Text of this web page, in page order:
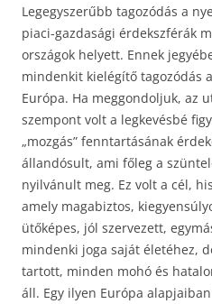
Legegyszerűbb tagozódás a
piaci-gazdasági érdekszférák
országok helyett. Ennek
mindenkit kielégítő tagozódás
Európa. Ha meggondoljuk, az
szempont volt a legkevésbé
„mozgás” fenntartásának
állandósult, ami főleg a
nyilvánult meg. Ez volt a cél,
amely magabiztos,
ütőképes, jól szervezett,
mindenki joga saját életéhez,
tartott, minden mohó és
áll. Egy ilyen Európa